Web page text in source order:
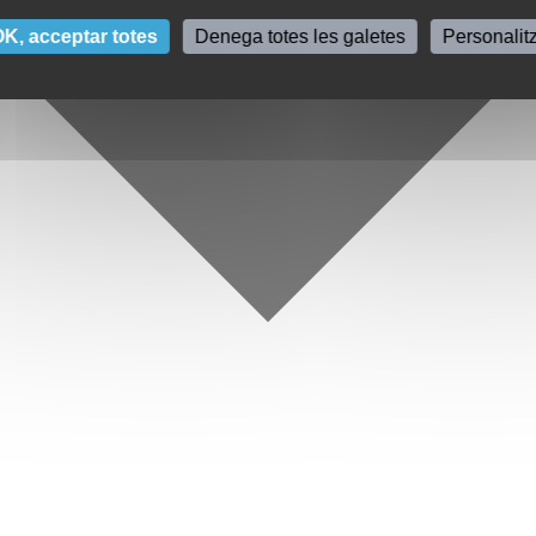
acceptar totes Denega totes les galetes